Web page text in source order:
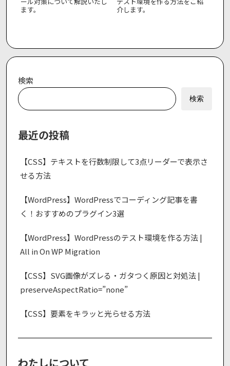
ます。
介します。
検索
検索
最近の投稿
【CSS】テキストを行数制限して3点リーダーで表示さ
せる方法
【WordPress】WordPressでコーディング記事を書
く！おすすめのプラグイン3選
【WordPress】WordPressのテスト環境を作る方法 |
All in On WP Migration
【CSS】SVG画像がズレる・ガタつく原因と対処法 |
preserveAspectRatio=”none”
【CSS】要素をキラッと光らせる方法
わたしについて